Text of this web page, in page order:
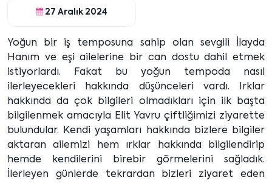
27 Aralık 2024
Yoğun bir iş temposuna sahip olan sevgili İlayda
Hanım ve eşi ailelerine bir can dostu dahil etmek
istiyorlardı. Fakat bu yoğun tempoda nasıl
ilerleyecekleri hakkında düşünceleri vardı. Irklar
hakkında da çok bilgileri olmadıkları için ilk başta
bilgilenmek amacıyla Elit Yavru çiftliğimizi ziyarette
bulundular. Kendi yaşamları hakkında bizlere bilgiler
aktaran ailemizi hem ırklar hakkında bilgilendirip
hemde kendilerini birebir görmelerini sağladık.
İlerleyen günlerde tekrardan bizleri ziyaret eden